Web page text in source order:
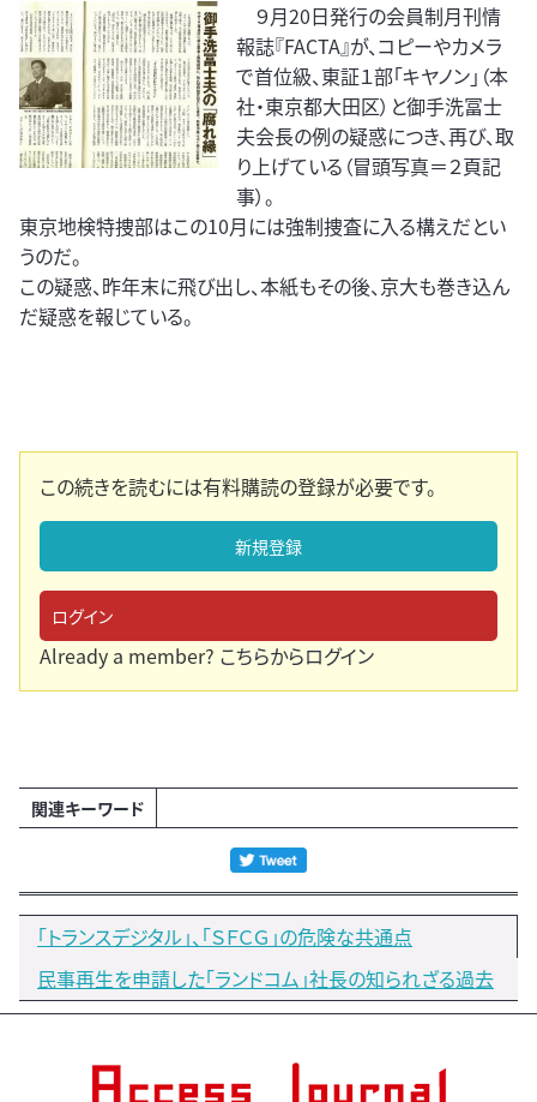
９月20日発行の会員制月刊情
報誌『FACTA』が、コピーやカメラ
で首位級、東証１部「キヤノン」（本
社・東京都大田区）と御手洗冨士
夫会長の例の疑惑につき、再び、取
り上げている（冒頭写真＝２頁記
事）。
東京地検特捜部はこの10月には強制捜査に入る構えだとい
うのだ。
この疑惑、昨年末に飛び出し、本紙もその後、京大も巻き込ん
だ疑惑を報じている。
この続きを読むには有料購読の登録が必要です。
新規登録
ログイン
Already a member? こちらからログイン
関連キーワード
「トランスデジタル」、「ＳＦＣＧ」の危険な共通点
民事再生を申請した「ランドコム」社長の知られざる過去